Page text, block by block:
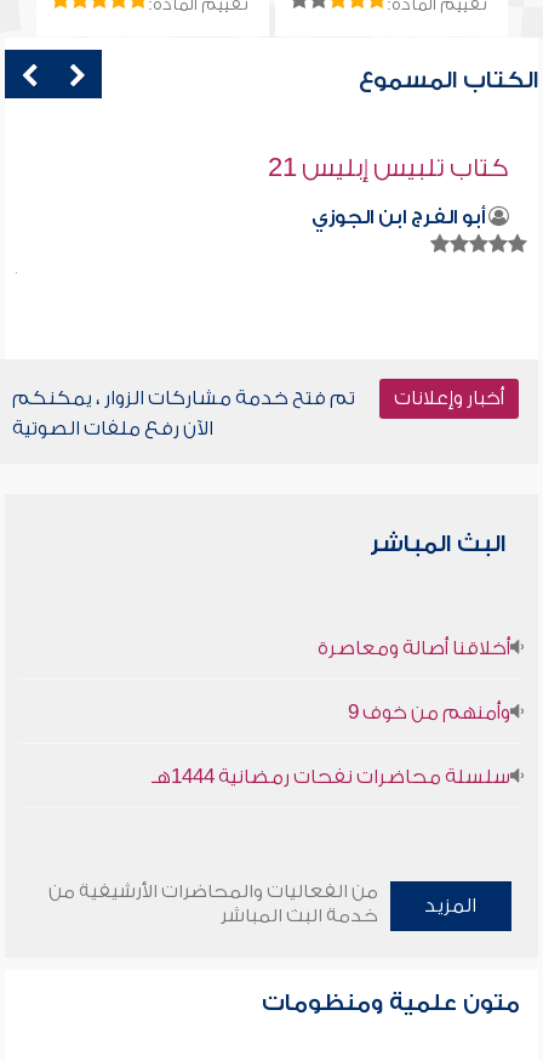
تقييم المادة: تقييم المادة:
الكتاب المسموع
كتاب تلبيس إبليس 21
أبو الفرج ابن الجوزي
أخبار وإعلانات
تم فتح خدمة مشاركات الزوار ، يمكنكم
الآن رفع ملفات الصوتية
البث المباشر
أخلاقنا أصالة ومعاصرة
وأمنهم من خوف 9
سلسلة محاضرات نفحات رمضانية 1444هـ
المزيد
من الفعاليات والمحاضرات الأرشيفية من
خدمة البث المباشر
متون علمية ومنظومات